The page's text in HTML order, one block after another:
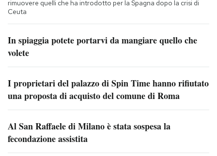
rimuovere quelli che ha introdotto per la Spagna dopo la crisi di
Ceuta
In spiaggia potete portarvi da mangiare quello che
volete
I proprietari del palazzo di Spin Time hanno rifiutato
una proposta di acquisto del comune di Roma
Al San Raffaele di Milano è stata sospesa la
fecondazione assistita